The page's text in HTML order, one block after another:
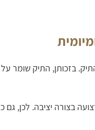
בזכותן, התיק שומר
בצורה יציבה. לכן, גם